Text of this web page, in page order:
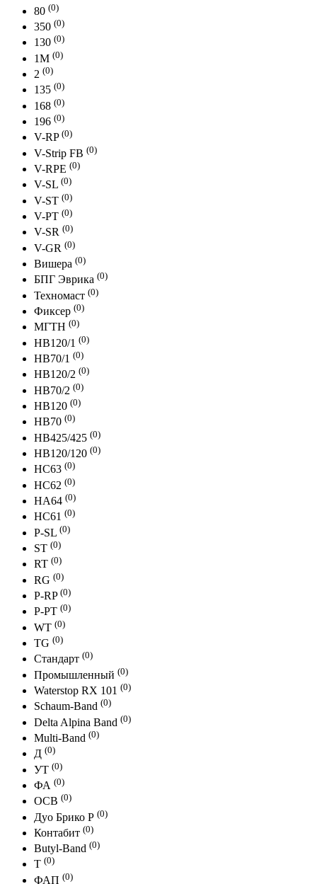
80 (0)
350 (0)
130 (0)
1М (0)
2 (0)
135 (0)
168 (0)
196 (0)
V-RP (0)
V-Strip FB (0)
V-RPE (0)
V-SL (0)
V-ST (0)
V-PT (0)
V-SR (0)
V-GR (0)
Вишера (0)
БПГ Эврика (0)
Техномаст (0)
Фиксер (0)
МГТН (0)
HB120/1 (0)
HB70/1 (0)
HB120/2 (0)
HB70/2 (0)
HB120 (0)
HB70 (0)
HB425/425 (0)
HB120/120 (0)
HC63 (0)
HC62 (0)
HA64 (0)
HC61 (0)
P-SL (0)
ST (0)
RT (0)
RG (0)
P-RP (0)
P-PT (0)
WT (0)
TG (0)
Стандарт (0)
Промышленный (0)
Waterstop RX 101 (0)
Schaum-Band (0)
Delta Alpina Band (0)
Multi-Band (0)
Д (0)
УТ (0)
ФА (0)
ОСВ (0)
Дуо Брико Р (0)
Контабит (0)
Butyl-Band (0)
Т (0)
ФАП (0)